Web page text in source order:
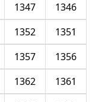
1346
1347
1351
1352
1356
1357
1361
1362